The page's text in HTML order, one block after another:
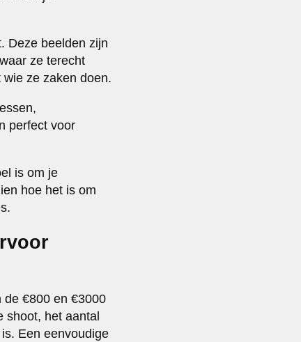
Deze beelden zijn
ze terecht
ze zaken doen.
perfect voor
is om je
hoe het is om
de €800 en €3000
shoot, het aantal
Een eenvoudige